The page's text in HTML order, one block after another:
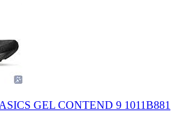
GEL CONTEND 9 1011B881